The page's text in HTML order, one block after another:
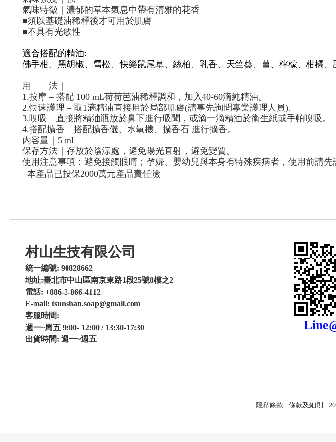
氣味特徵｜濃郁的草本氣息中帶有清雅的花香
■須以基礎油稀釋後才可用於肌膚
■不具有光敏性
適合搭配的精油:
佛手柑、黑胡椒、雪松、快樂鼠尾草、絲柏、乳香、天竺葵、薑、檸檬、柑橘
用
法｜
1.按摩 – 搭配 100 mL荷荷芭油稀釋調和，加入40-60滴純精油。
2.快速護理 – 取1滴精油直接用於局部肌膚(請事先詢問專業護理人員)。
3.嗅吸 – 直接將精油瓶放於鼻下進行吸聞，或滴一滴精油於衛生紙或手帕嗅吸。
4.搭配擴香 – 搭配擴香儀、水氧機、擴香石 進行擴香。
內容量｜ 5 ml
保存方法｜存放於陰涼處，避免陽光直射，避免變質。
使用注意事項：避免接觸眼睛；孕婦、嬰幼兒與本身有特殊疾病者，使用前請
=本產品已投保2000萬元產品責任險=
村山生技有限公司
統一編號: 90828662
地址:臺北市中山區南京東路1段25號8樓之2
電話: +886-3-866-4112
E-mail: tsunshan.soap@gmail.com
客服時間:
週一~周五 9:00- 12:00 / 13:30-17:30
出貨時間: 週一~週五
隱私條款 條款及細則 |